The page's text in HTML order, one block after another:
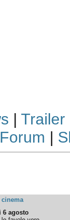
| Trailer
Forum |
6 agosto